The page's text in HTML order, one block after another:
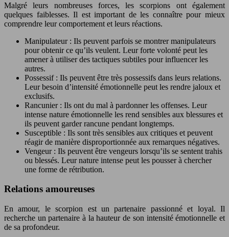
Malgré leurs nombreuses forces, les scorpions ont également
quelques faiblesses. Il est important de les connaître pour mieux
comprendre leur comportement et leurs réactions.
Manipulateur : Ils peuvent parfois se montrer manipulateurs
pour obtenir ce qu’ils veulent. Leur forte volonté peut les
amener à utiliser des tactiques subtiles pour influencer les
autres.
Possessif : Ils peuvent être très possessifs dans leurs relations.
Leur besoin d’intensité émotionnelle peut les rendre jaloux et
exclusifs.
Rancunier : Ils ont du mal à pardonner les offenses. Leur
intense nature émotionnelle les rend sensibles aux blessures et
ils peuvent garder rancune pendant longtemps.
Susceptible : Ils sont très sensibles aux critiques et peuvent
réagir de manière disproportionnée aux remarques négatives.
Vengeur : Ils peuvent être vengeurs lorsqu’ils se sentent trahis
ou blessés. Leur nature intense peut les pousser à chercher
une forme de rétribution.
Relations amoureuses
En amour, le scorpion est un partenaire passionné et loyal. Il
recherche un partenaire à la hauteur de son intensité émotionnelle et
de sa profondeur.